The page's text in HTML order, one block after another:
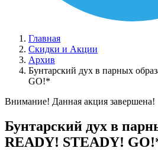
Главная
Скидки и Акции
Архив
Бунтарский дух в парных
GO!*
Внимание! Данная акция завершена!
Бунтарский дух в
READY! STEADY!